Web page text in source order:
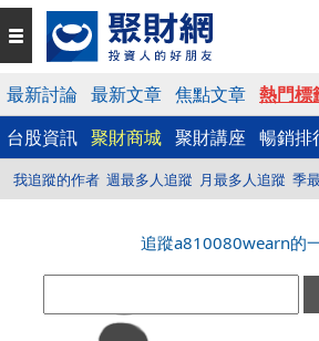
最新討論 最新文章 焦點文章 熱門標
台股資訊 聚財商城 聚財講座 暢銷排
我追蹤的作者 週最多人追蹤 月最多人追蹤 季
追蹤a810080wearn的